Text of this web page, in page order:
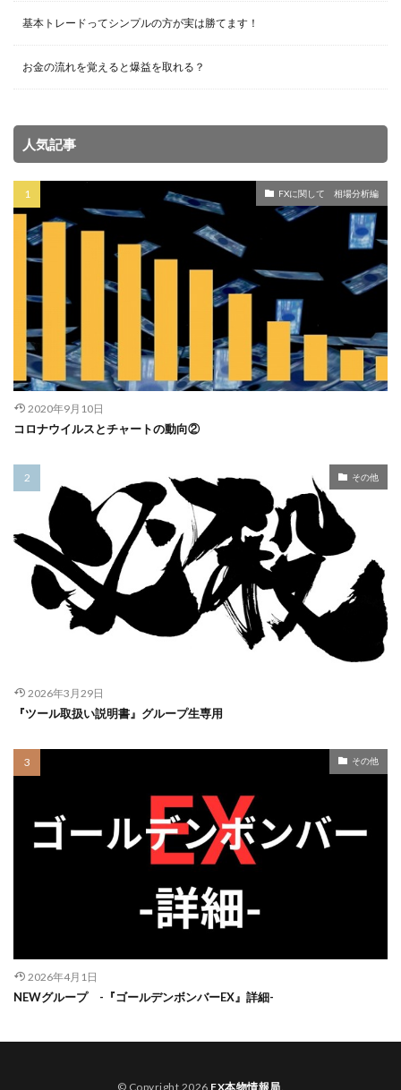
基本トレードってシンプルの方が実は勝てます！
お金の流れを覚えると爆益を取れる？
人気記事
FXに関して 相場分析編
2020年9月10日
コロナウイルスとチャートの動向②
その他
2026年3月29日
『ツール取扱い説明書』グループ生専用
その他
2026年4月1日
NEWグループ -『ゴールデンボンバーEX』詳細-
© Copyright 2026 FX本物情報局